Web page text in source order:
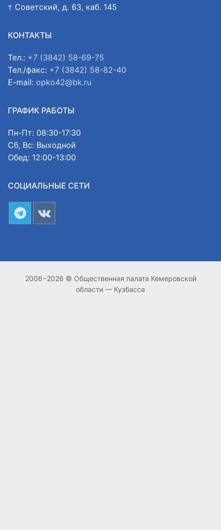
т Советский, д. 63, каб. 145
КОНТАКТЫ
Тел.: +7 (3842) 58-69-75
Тел./факс: +7 (3842) 58-82-40
E-mail: opko42@bk.ru
ГРАФИК РАБОТЫ
Пн-Пт: 08:30-17:30
Сб, Вс: Выходной
Обед: 12:00-13:00
СОЦИАЛЬНЫЕ СЕТИ
2006−2026 © Общественная палата Кемеровской
области — Кузбасса